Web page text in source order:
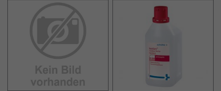
HINZUFÜGEN HINZUFÜGEN